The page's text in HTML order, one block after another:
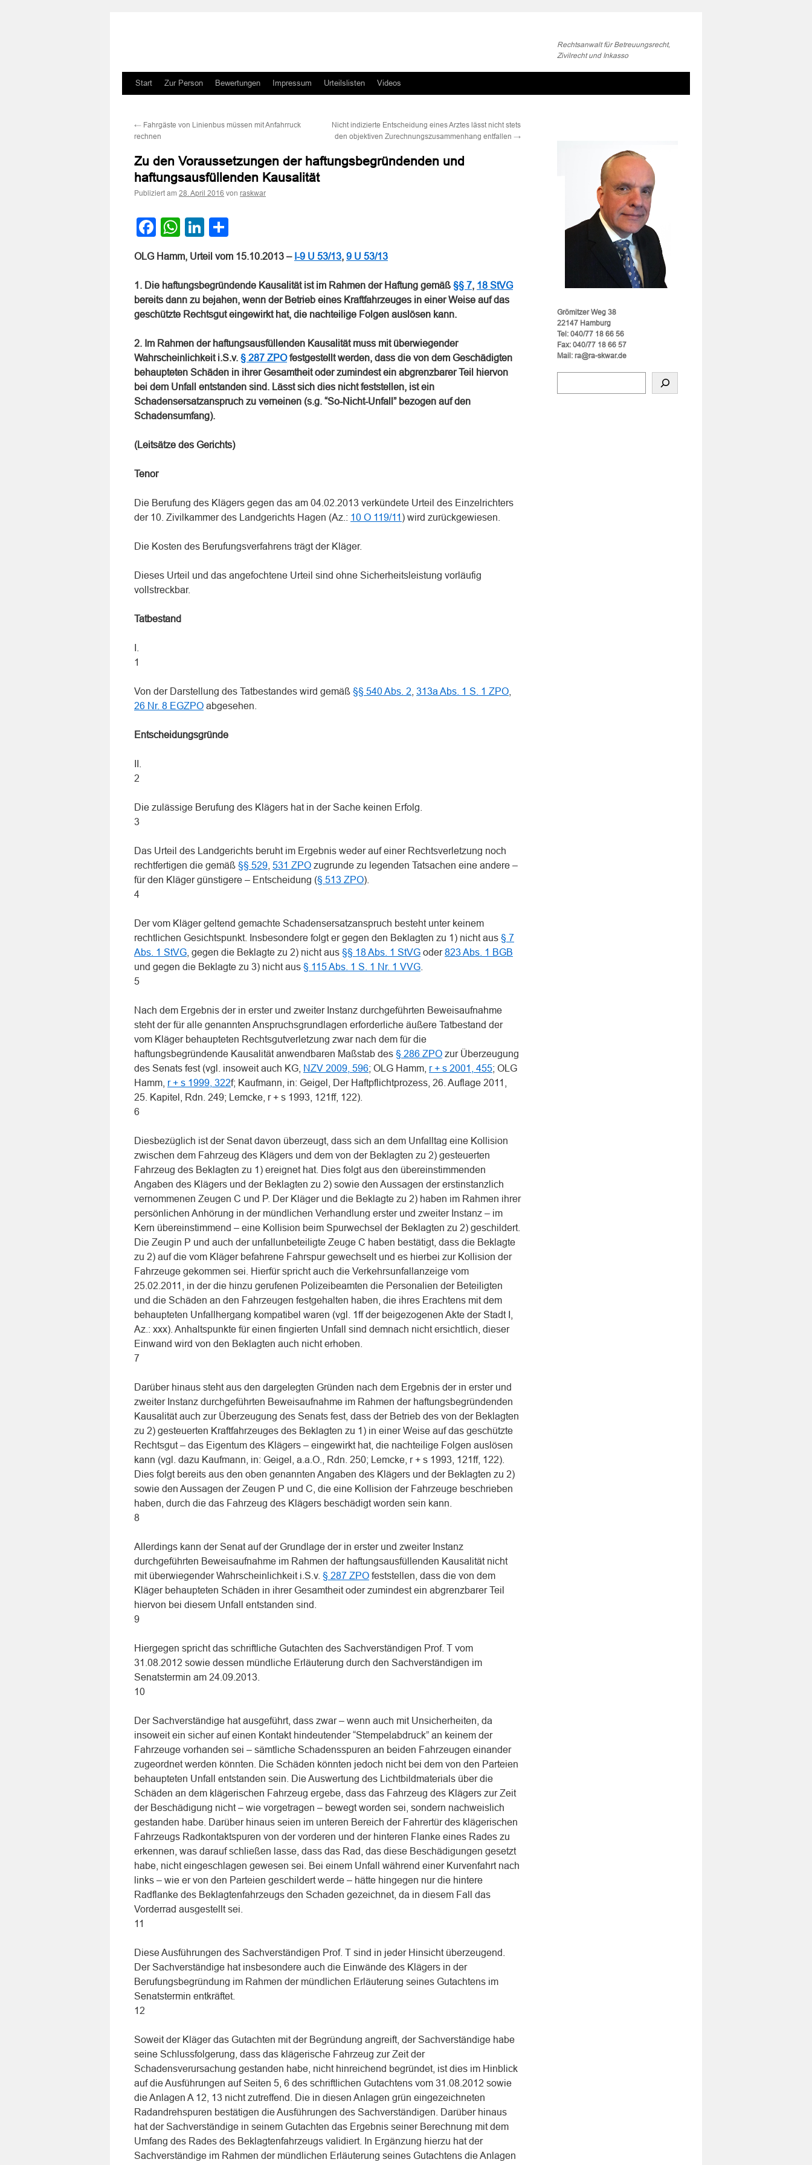
Rechtsanwalt für Betreuungsrecht,
Zivilrecht und Inkasso
Zum
springen
Start Zur Person Bewertungen Impressum Urteilslisten Videos
← Fahrgäste von Linienbus müssen mit Anfahrruck
rechnen
Nicht indizierte Entscheidung eines Arztes lässt nicht stets
den objektiven Zurechnungszusammenhang entfallen →
Zu den Voraussetzungen der haftungsbegründenden und
haftungsausfüllenden Kausalität
Publiziert am 28. April 2016 von raskwar
Facebook
WhatsApp
LinkedIn
OLG Hamm, Urteil vom 15.10.2013 – I-9 U 53/13, 9 U 53/13
1. Die haftungsbegründende Kausalität ist im Rahmen der Haftung gemäß §§ 7, 18 StVG
bereits dann zu bejahen, wenn der Betrieb eines Kraftfahrzeuges in einer Weise auf das
geschützte Rechtsgut eingewirkt hat, die nachteilige Folgen auslösen kann.
2. Im Rahmen der haftungsausfüllenden Kausalität muss mit überwiegender
Wahrscheinlichkeit i.S.v. § 287 ZPOfestgestellt werden, dass die von dem Geschädigten
behaupteten Schäden in ihrer Gesamtheit oder zumindest ein abgrenzbarer Teil hiervon
bei dem Unfall entstanden sind. Lässt sich dies nicht feststellen, ist ein
Schadensersatzanspruch zu verneinen (s.g. “So-Nicht-Unfall” bezogen auf den
Schadensumfang).
(Leitsätze des Gerichts)
Tenor
Die Berufung des Klägers gegen das am 04.02.2013 verkündete Urteil des Einzelrichters
der 10. Zivilkammer des Landgerichts Hagen (Az.: 10 O 119/11 ) wird zurückgewiesen.
Die Kosten des Berufungsverfahrens trägt der Kläger.
Dieses Urteil und das angefochtene Urteil sind ohne Sicherheitsleistung vorläufig
vollstreckbar.
Tatbestand
1
Von der Darstellung des Tatbestandes wird gemäß §§ 540 Abs. 2 313a Abs. 1 S. 1 ZPO
26 Nr. 8 EGZPO abgesehen.
Entscheidungsgründe
2
Die zulässige Berufung des Klägers hat in der Sache keinen Erfolg.
3
Das Urteil des Landgerichts beruht im Ergebnis weder auf einer Rechtsverletzung noch
rechtfertigen die gemäß §§ 529 531 ZPO zugrunde zu legenden Tatsachen eine andere –
für den Kläger günstigere – Entscheidung (§ 513 ZPO).
4
Der vom Kläger geltend gemachte Schadensersatzanspruch besteht unter keinem
rechtlichen Gesichtspunkt. Insbesondere folgt er gegen den Beklagten zu 1) nicht aus § 7
Abs. 1 StVG , gegen die Beklagte zu 2) nicht aus §§ 18 Abs. 1 StVG oder823 Abs. 1 BGB
und gegen die Beklagte zu 3) nicht aus § 115 Abs. 1 S. 1 Nr. 1 VVG
5
Nach dem Ergebnis der in erster und zweiter Instanz durchgeführten Beweisaufnahme
steht der für alle genannten Anspruchsgrundlagen erforderliche äußere Tatbestand der
vom Kläger behaupteten Rechtsgutverletzung zwar nach dem für die
haftungsbegründende Kausalität anwendbaren Maßstab des § 286 ZPO zur Überzeugung
des Senats fest (vgl. insoweit auch KG, NZV 2009, 596; OLG Hamm, r + s 2001, 455; OLG
Hamm, r + s 1999, 322f; Kaufmann, in: Geigel, Der Haftpflichtprozess, 26. Auflage 2011,
25. Kapitel, Rdn. 249; Lemcke, r + s 1993, 121ff, 122).
6
Diesbezüglich ist der Senat davon überzeugt, dass sich an dem Unfalltag eine Kollision
zwischen dem Fahrzeug des Klägers und dem von der Beklagten zu 2) gesteuerten
Fahrzeug des Beklagten zu 1) ereignet hat. Dies folgt aus den übereinstimmenden
Angaben des Klägers und der Beklagten zu 2) sowie den Aussagen der erstinstanzlich
vernommenen Zeugen C und P. Der Kläger und die Beklagte zu 2) haben im Rahmen ihrer
persönlichen Anhörung in der mündlichen Verhandlung erster und zweiter Instanz – im
Kern übereinstimmend – eine Kollision beim Spurwechsel der Beklagten zu 2) geschildert.
Die Zeugin P und auch der unfallunbeteiligte Zeuge C haben bestätigt, dass die Beklagte
zu 2) auf die vom Kläger befahrene Fahrspur gewechselt und es hierbei zur Kollision der
Fahrzeuge gekommen sei. Hierfür spricht auch die Verkehrsunfallanzeige vom
25.02.2011, in der die hinzu gerufenen Polizeibeamten die Personalien der Beteiligten
und die Schäden an den Fahrzeugen festgehalten haben, die ihres Erachtens mit dem
behaupteten Unfallhergang kompatibel waren (vgl. 1ff der beigezogenen Akte der Stadt I,
Az.: xxx). Anhaltspunkte für einen fingierten Unfall sind demnach nicht ersichtlich, dieser
Einwand wird von den Beklagten auch nicht erhoben.
7
Darüber hinaus steht aus den dargelegten Gründen nach dem Ergebnis der in erster und
zweiter Instanz durchgeführten Beweisaufnahme im Rahmen der haftungsbegründenden
Kausalität auch zur Überzeugung des Senats fest, dass der Betrieb des von der Beklagten
zu 2) gesteuerten Kraftfahrzeuges des Beklagten zu 1) in einer Weise auf das geschützte
Rechtsgut – das Eigentum des Klägers – eingewirkt hat, die nachteilige Folgen auslösen
kann (vgl. dazu Kaufmann, in: Geigel, a.a.O., Rdn. 250; Lemcke, r + s 1993, 121ff, 122).
Dies folgt bereits aus den oben genannten Angaben des Klägers und der Beklagten zu 2)
sowie den Aussagen der Zeugen P und C, die eine Kollision der Fahrzeuge beschrieben
haben, durch die das Fahrzeug des Klägers beschädigt worden sein kann.
8
Allerdings kann der Senat auf der Grundlage der in erster und zweiter Instanz
durchgeführten Beweisaufnahme im Rahmen der haftungsausfüllenden Kausalität nicht
mit überwiegender Wahrscheinlichkeit i.S.v. § 287 ZPO feststellen, dass die von dem
Kläger behaupteten Schäden in ihrer Gesamtheit oder zumindest ein abgrenzbarer Teil
hiervon bei diesem Unfall entstanden sind.
9
Hiergegen spricht das schriftliche Gutachten des Sachverständigen Prof. T vom
31.08.2012 sowie dessen mündliche Erläuterung durch den Sachverständigen im
Senatstermin am 24.09.2013.
10
Der Sachverständige hat ausgeführt, dass zwar – wenn auch mit Unsicherheiten, da
insoweit ein sicher auf einen Kontakt hindeutender “Stempelabdruck” an keinem der
Fahrzeuge vorhanden sei – sämtliche Schadensspuren an beiden Fahrzeugen einander
zugeordnet werden könnten. Die Schäden könnten jedoch nicht bei dem von den Parteien
behaupteten Unfall entstanden sein. Die Auswertung des Lichtbildmaterials über die
Schäden an dem klägerischen Fahrzeug ergebe, dass das Fahrzeug des Klägers zur Zeit
der Beschädigung nicht – wie vorgetragen – bewegt worden sei, sondern nachweislich
gestanden habe. Darüber hinaus seien im unteren Bereich der Fahrertür des klägerischen
Fahrzeugs Radkontaktspuren von der vorderen und der hinteren Flanke eines Rades zu
erkennen, was darauf schließen lasse, dass das Rad, das diese Beschädigungen gesetzt
habe, nicht eingeschlagen gewesen sei. Bei einem Unfall während einer Kurvenfahrt nach
links – wie er von den Parteien geschildert werde – hätte hingegen nur die hintere
Radflanke des Beklagtenfahrzeugs den Schaden gezeichnet, da in diesem Fall das
Vorderrad ausgestellt sei.
11
Diese Ausführungen des Sachverständigen Prof. T sind in jeder Hinsicht überzeugend.
Der Sachverständige hat insbesondere auch die Einwände des Klägers in der
Berufungsbegründung im Rahmen der mündlichen Erläuterung seines Gutachtens im
Senatstermin entkräftet.
12
Soweit der Kläger das Gutachten mit der Begründung angreift, der Sachverständige habe
seine Schlussfolgerung, dass das klägerische Fahrzeug zur Zeit der
Schadensverursachung gestanden habe, nicht hinreichend begründet, ist dies im Hinblick
auf die Ausführungen auf Seiten 5, 6 des schriftlichen Gutachtens vom 31.08.2012 sowie
die Anlagen A 12, 13 nicht zutreffend. Die in diesen Anlagen grün eingezeichneten
Radandrehspuren bestätigen die Ausführungen des Sachverständigen. Darüber hinaus
hat der Sachverständige in seinem Gutachten das Ergebnis seiner Berechnung mit dem
Umfang des Rades des Beklagtenfahrzeugs validiert. In Ergänzung hierzu hat der
Sachverständige im Rahmen der mündlichen Erläuterung seines Gutachtens die Anlagen
Grömitzer Weg 38
22147 Hamburg
Tel: 040/77 18 66 56
Fax: 040/77 18 66 57
Mail: ra@ra-skwar.de